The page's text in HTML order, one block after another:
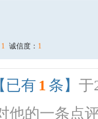
1 诚信度： 1
【已有 1 条】 于
他的一条点